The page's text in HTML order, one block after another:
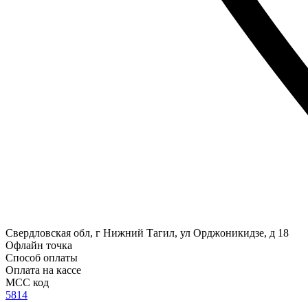
Свердловская обл, г Нижний Тагил, ул Орджоникидзе, д 18
Офлайн точка
Способ оплаты
Оплата на кассе
MCC код
5814